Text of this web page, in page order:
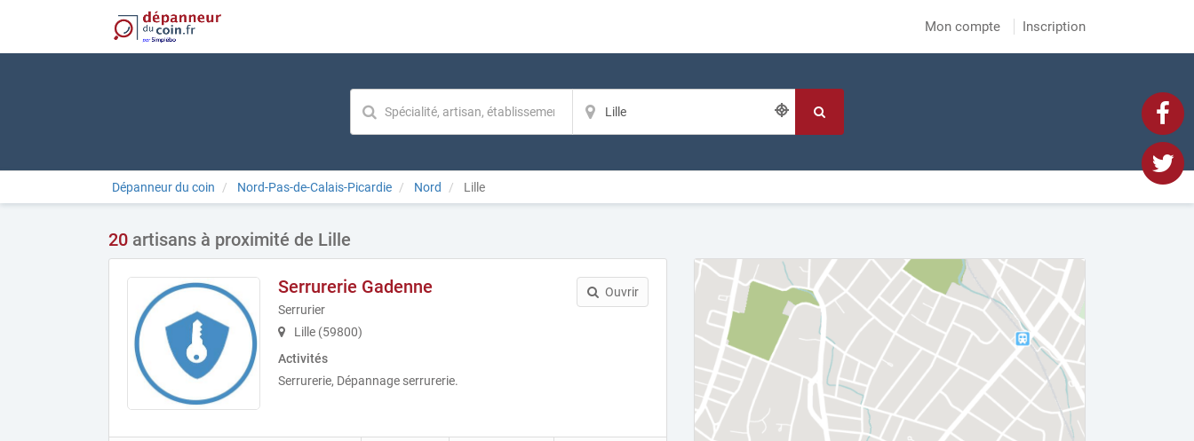
Mon compte Inscription
Dépanneur du coin Nord-Pas-de-Calais-Picardie Nord Lille
20 artisans à proximité de Lille
Serrurerie Gadenne
Serrurier
Lille (59800)
Activités
Serrurerie, Dépannage serrurerie.
Ouvrir